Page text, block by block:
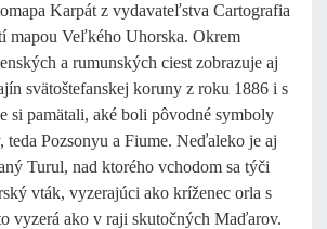
Karpát z vydavateľstva Cartografia
mapou Veľkého Uhorska. Okrem
a rumunských ciest zobrazuje aj
svätoštefanskej koruny z roku 1886 i s
si pamätali, aké boli pôvodné symboly
Pozsonyu a Fiume. Neďaleko je aj
Turul, nad ktorého vchodom sa týči
vták, vyzerajúci ako kríženec orla s
vyzerá ako v raji skutočných Maďarov.